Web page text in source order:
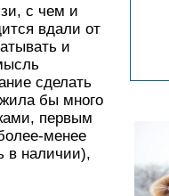
с чем и
вдали от
и
сделать
бы много
первым
менее
в наличии),